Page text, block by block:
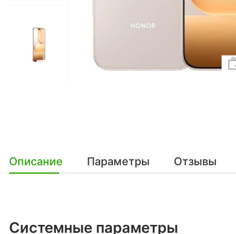
Описание Параметры Отзывы
Системные параметры